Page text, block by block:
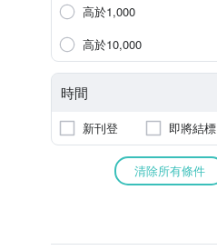
高於1,000
高於10,000
時間
新刊登 即將結標
清除所有條件